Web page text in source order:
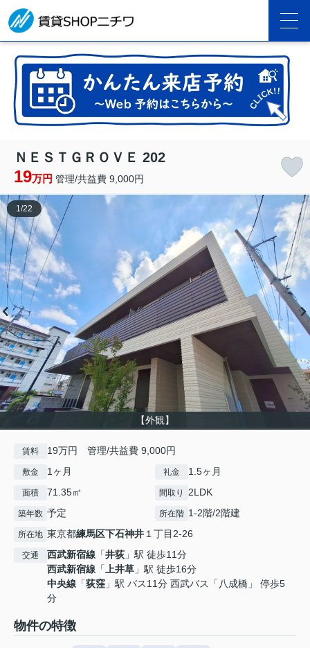
ＮＥＳＴＧＲＯＶＥ 202
19万円 管理/共益費 9,000円
【外観】
1/22
賃料 19万円 管理/共益費 9,000円
敷金 1ヶ月 礼金 1.5ヶ月
面積 71.35㎡ 間取り 2LDK
築年数 予定 所在階 1-2階/2階建
所在地 東京都練馬区下石神井 １丁目2-26
交通 西武新宿線 「井荻 」駅 徒歩11分
西武新宿線 「 上井草 」駅 徒歩16分
中央線 「荻窪 」駅 バス11分 西武バス「八成橋」 停歩5
分
物件の特徴